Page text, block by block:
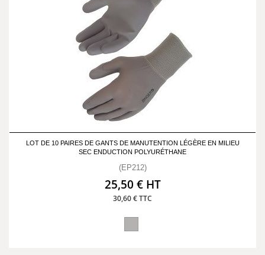
LOT DE 10 PAIRES DE GANTS DE MANUTENTION LÉGÈRE EN MILIEU
SEC ENDUCTION POLYURÉTHANE
(EP212)
25,50 € HT
30,60 € TTC